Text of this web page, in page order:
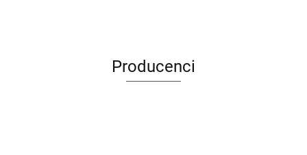
Producenci